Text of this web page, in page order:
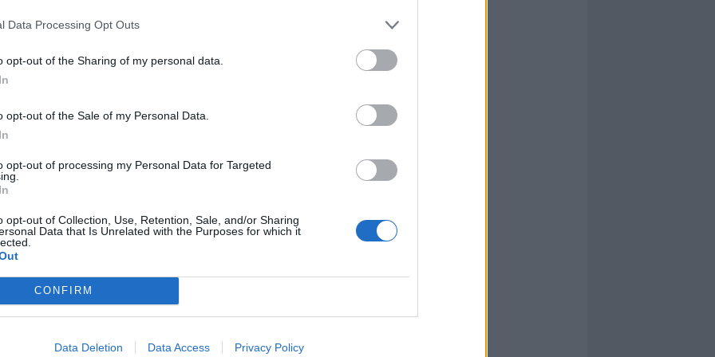
Data Processing Opt Outs
opt-out of the Sharing of my personal data.
opt-out of the Sale of my Personal Data.
opt-out of processing my Personal Data for Targeted
opt-out of Collection, Use, Retention, Sale, and/or Sharing
Data that Is Unrelated with the Purposes for which it
CONFIRM
Data Deletion Data Access Privacy Policy
nord ma ad esempio in Abruzzo e in
andate al voto più persone rispetto a
altre regioni del nord”. La sondaggista
luce un altro dato interessante: “ in molti
Massa, le liste civiche hanno
dei partiti, questa non era mai stata
surreale in conferenza
stampa